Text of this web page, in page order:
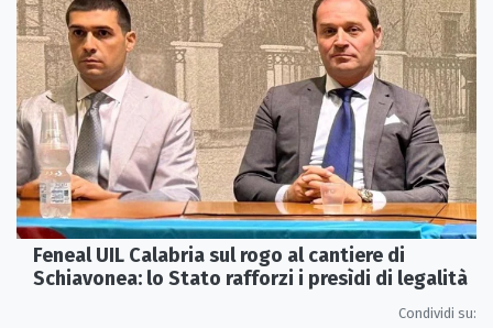
Feneal UIL Calabria sul rogo al cantiere di
Schiavonea: lo Stato rafforzi i presìdi di legalità
Condividi su: